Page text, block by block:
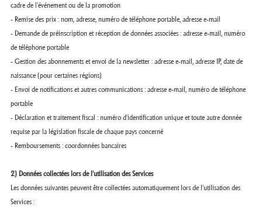
cadre de l'événement ou de la promotion
- Remise des prix : nom, adresse, numéro de téléphone portable, adresse e-mail
- Demande de préinscription et réception de données associées : adresse e-mail, numéro
de téléphone portable
- Gestion des abonnements et envoi de la newsletter : adresse e-mail, adresse IP, date de
naissance (pour certaines régions)
- Envoi de notifications et autres communications : adresse e-mail, numéro de téléphone
portable
- Déclaration et traitement fiscal : numéro d'identification unique et toute autre donnée
requise par la législation fiscale de chaque pays concerné
- Remboursements : coordonnées bancaires
2) Données collectées lors de l'utilisation des Services
Les données suivantes peuvent être collectées automatiquement lors de l’utilisation des
Services :